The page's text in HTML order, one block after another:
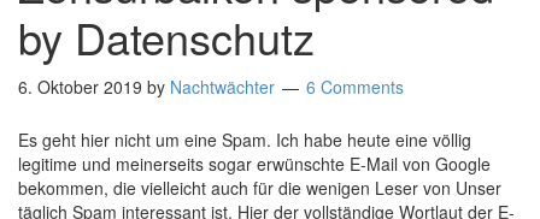
by Datenschutz
6. Oktober 2019 by Nachtwächter 6 Comments
Es geht hier nicht um eine Spam. Ich habe heute eine völlig
legitime und meinerseits sogar erwünschte E-Mail von Google
bekommen, die vielleicht auch für die wenigen Leser von Unser
täglich Spam interessant ist. Hier der vollständige Wortlaut der E-